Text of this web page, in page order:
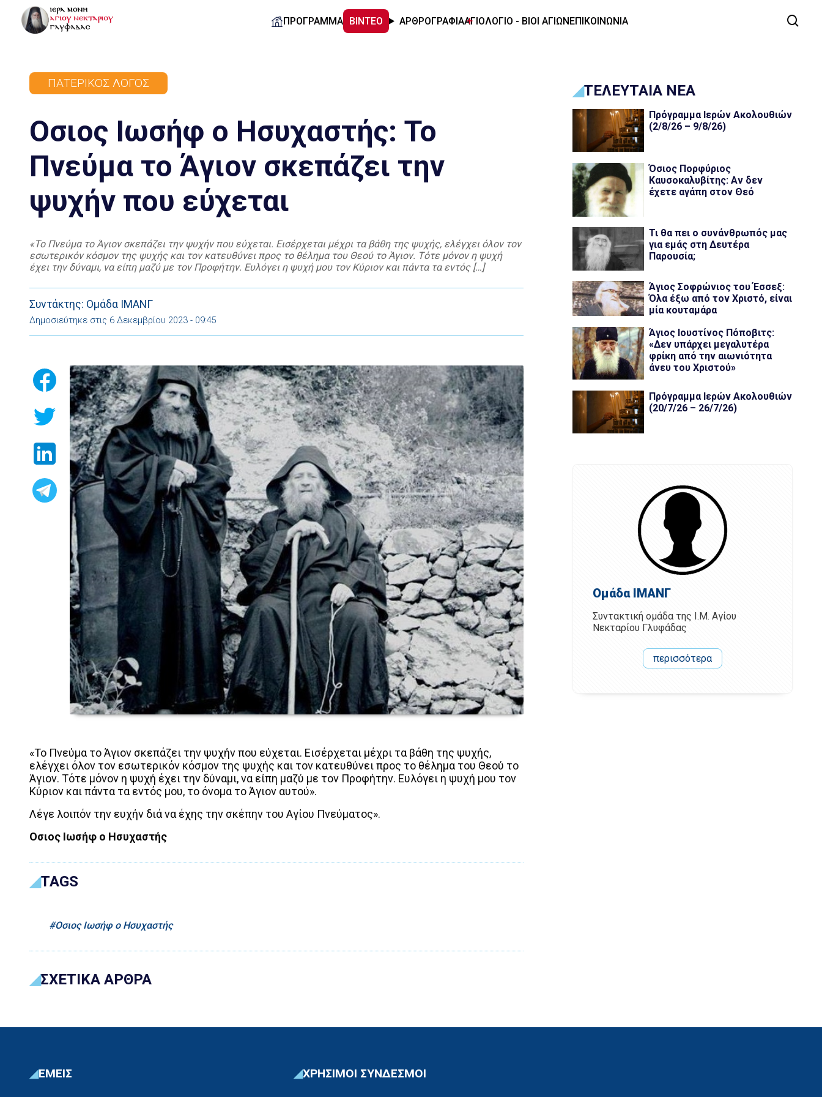
ΠΡΟΓΡΑΜΜΑ ΒΙΝΤΕΟ ΑΡΘΡΟΓΡΑΦΙΑΑΓΙΟΛΟΓΙΟ - ΒΙΟΙ ΑΓΙΩΝΕΠΙΚΟΙΝΩΝΙΑ
ΠΑΤΕΡΙΚΌΣ ΛΌΓΟΣ
Οσιος Ιωσήφ ο Ησυχαστής: Το
Πνεύμα το Άγιον σκεπάζει την
ψυχήν που εύχεται
«Το Πνεύμα το Άγιον σκεπάζει την ψυχήν που εύχεται. Εισέρχεται μέχρι τα βάθη της ψυχής, ελέγχει όλον τον
εσωτερικόν κόσμον της ψυχής και τον κατευθύνει προς το θέλημα του Θεού το Άγιον. Τότε μόνον η ψυχή
έχει την δύναμι, να είπη μαζύ με τον Προφήτην. Ευλόγει η ψυχή μου τον Κύριον και πάντα τα εντός […]
Συντάκτης: Ομάδα ΙΜΑΝΓ
Δημοσιεύτηκε στις 6 Δεκεμβρίου 2023 - 09:45
«Το Πνεύμα το Άγιον σκεπάζει την ψυχήν που εύχεται. Εισέρχεται μέχρι τα βάθη της ψυχής,
ελέγχει όλον τον εσωτερικόν κόσμον της ψυχής και τον κατευθύνει προς το θέλημα του Θεού το
Άγιον. Τότε μόνον η ψυχή έχει την δύναμι, να είπη μαζύ με τον Προφήτην. Ευλόγει η ψυχή μου τον
Κύριον και πάντα τα εντός μου, το όνομα το Άγιον αυτού».
Λέγε λοιπόν την ευχήν διά να έχης την σκέπην του Αγίου Πνεύματος».
Οσιος Ιωσήφ ο Ησυχαστής
TAGS
Οσιος Ιωσήφ ο Ησυχαστής
ΣΧΕΤΙΚΑ ΑΡΘΡΑ
ΤΕΛΕΥΤΑΙΑ ΝΕΑ
Πρόγραμμα Ιερών Ακολουθιών
(2/8/26 – 9/8/26)
Όσιος Πορφύριος
Καυσοκαλυβίτης: Αν δεν
έχετε αγάπη στον Θεό
Τι θα πει ο συνάνθρωπός μας
για εμάς στη Δευτέρα
Παρουσία;
Άγιος Σοφρώνιος του Έσσεξ:
Όλα έξω από τον Χριστό, είναι
μία κουταμάρα
Άγιος Ιουστίνος Πόποβιτς:
«Δεν υπάρχει μεγαλυτέρα
φρίκη από την αιωνιότητα
άνευ του Χριστού»
Πρόγραμμα Ιερών Ακολουθιών
(20/7/26 – 26/7/26)
Ομάδα ΙΜΑΝΓ
Συντακτική ομάδα της Ι.Μ. Αγίου
Νεκταρίου Γλυφάδας
περισσότερα
ΕΜΕΙΣ ΧΡΗΣΙΜΟΙ ΣΥΝΔΕΣΜΟΙ